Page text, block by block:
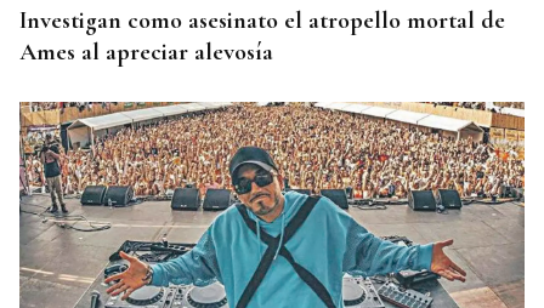
Investigan como asesinato el atropello mortal de
Ames al apreciar alevosía